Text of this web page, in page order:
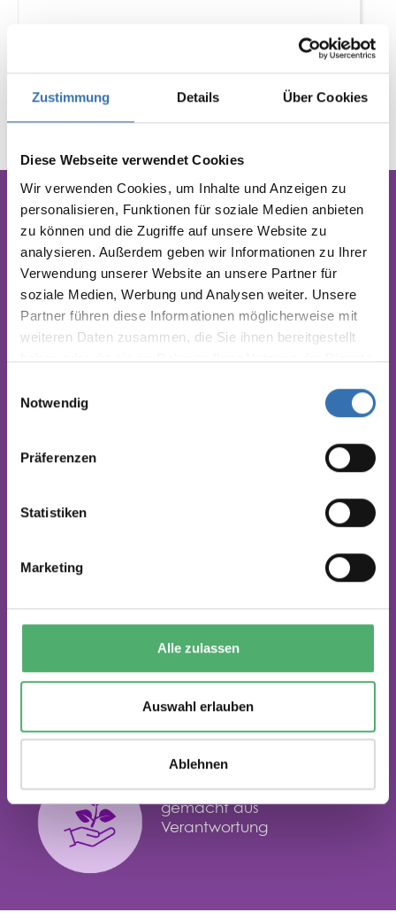
Zustimmung Details Über Cookies
Diese Webseite verwendet Cookies
Wir verwenden Cookies, um Inhalte und Anzeigen zu
personalisieren, Funktionen für soziale Medien anbieten
zu können und die Zugriffe auf unsere Website zu
analysieren. Außerdem geben wir Informationen zu Ihrer
Verwendung unserer Website an unsere Partner für
soziale Medien, Werbung und Analysen weiter. Unsere
Partner führen diese Informationen möglicherweise mit
weiteren Daten zusammen, die Sie ihnen bereitgestellt
haben oder die sie im Rahmen Ihrer Nutzung der Dienste
Notwendig
Präferenzen
Statistiken
Marketing
Alle zulassen
Auswahl erlauben
Ablehnen
ab36,75 €*
Details
fair produziert in Bensheim,
DE
smarte Produkte für kluge
nachhaltig schadstofffrei
gemacht aus
Verantwortung